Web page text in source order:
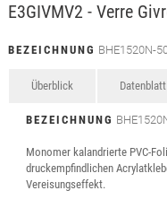
E3GIVMV2 - Verre
BEZEICHNUNG BHE1520N-
Überblick Datenblatt
BEZEICHNUNG
Monomer kalandrierte PVC-
druckempfindlichen
Vereisungseffekt.